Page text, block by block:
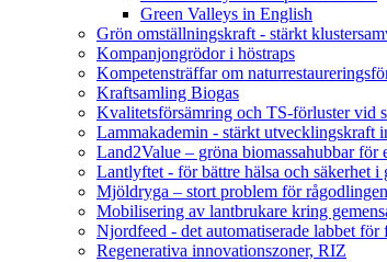
Green Valleys in English
Grön omställningskraft - stärkt
Kompanjongrödor i höstraps
Kompetensträffar om
Kraftsamling Biogas
Kvalitetsförsämring och TS-förluster vid
Lammakademin - stärkt utvecklingskraft
Land2Value – gröna biomassahubbar för
Lantlyftet - för bättre hälsa och säkerhet i
Mjöldryga – stort problem för
Mobilisering av lantbrukare kring
Njordfeed - det automatiserade labbet för
Regenerativa innovationszoner, RIZ